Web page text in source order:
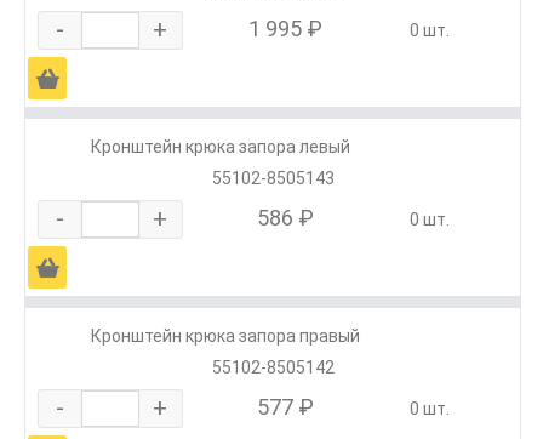
- + 1 995 ₽ 0 шт.
Ä
Кронштейн крюка запора левый
55102-8505143
- + 586 ₽ 0 шт.
Ä
Кронштейн крюка запора правый
55102-8505142
- + 577 ₽ 0 шт.